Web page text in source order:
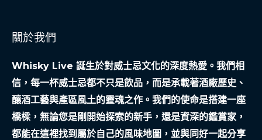
關於我們
Whisky Live 誕生於對威士忌文化的深度熱愛。我們相
信，每一杯威士忌都不只是飲品，而是承載著酒廠歷史、
釀酒工藝與產區風土的靈魂之作。我們的使命是搭建一座
橋樑，無論您是剛開始探索的新手，還是資深的鑑賞家，
都能在這裡找到屬於自己的風味地圖，並與同好一起分享